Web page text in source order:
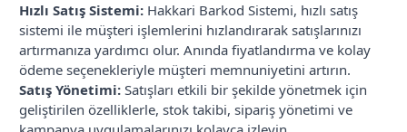
Hızlı Satış Sistemi:Hakkari Barkod Sistemi, hızlı satış
sistemi ile müşteri işlemlerini hızlandırarak satışlarınızı
artırmanıza yardımcı olur. Anında fiyatlandırma ve kolay
ödeme seçenekleriyle müşteri memnuniyetini artırın.
Satış Yönetimi:Satışları etkili bir şekilde yönetmek için
geliştirilen özelliklerle, stok takibi, sipariş yönetimi ve